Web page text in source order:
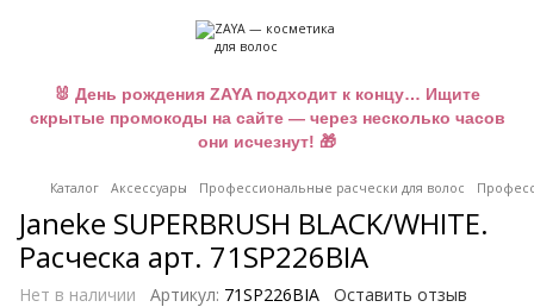
🐰 День рождения ZAYA подходит к концу… Ищите
скрытые промокоды на сайте — через несколько часов
они исчезнут! 🎁
Каталог Аксессуары Профессиональные расчески для волос
Janeke SUPERBRUSH BLACK/WHITE.
Расческа арт. 71SP226BIA
Нет в наличии Артикул: 71SP226BIA Оставить отзыв